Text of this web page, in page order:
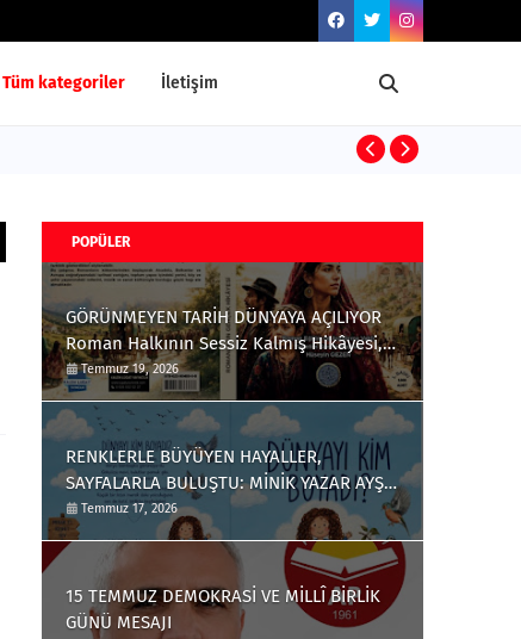
Tüm kategoriler İletişim
POPÜLER
GÖRÜNMEYEN TARİH DÜNYAYA AÇILIYOR
Roman Halkının Sessiz Kalmış Hikâyesi,
Türkçe ve İngilizce Olarak Okuyucuyla
Buluştu
Temmuz 19, 2026
RENKLERLE BÜYÜYEN HAYALLER,
SAYFALARLA BULUŞTU: MİNİK YAZAR AYŞE
ÇAĞLIN'DAN ÇOCUKLARA ANLAMLI BİR
ESER
Temmuz 17, 2026
15 TEMMUZ DEMOKRASİ VE MİLLÎ BİRLİK
GÜNÜ MESAJI